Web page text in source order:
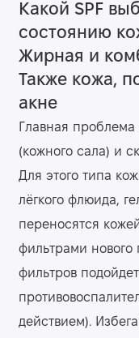
Какой SPF
состоянию
Жирная и
Также кожа,
акне
Главная
(кожного сала) и
Для этого типа
лёгкого флюида,
переносятся
фильтрами нового
фильтров
действием).